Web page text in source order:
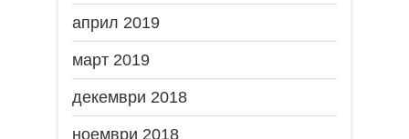
април 2019
март 2019
декември 2018
ноември 2018